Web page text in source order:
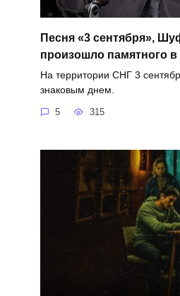
Песня «3 сентября»,
произошло памятного в
На территории СНГ 3
знаковым днем.
5 315